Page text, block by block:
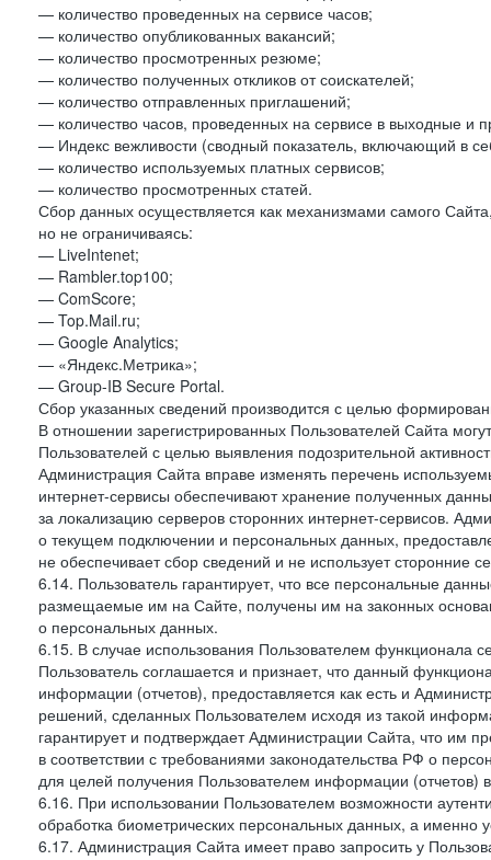
— количество проведенных на сервисе часов;
— количество опубликованных вакансий;
— количество просмотренных резюме;
— количество полученных откликов от соискателей;
— количество отправленных приглашений;
— количество часов, проведенных на сервисе в выходные и
— Индекс вежливости (сводный показатель, включающий в
— количество используемых платных сервисов;
— количество просмотренных статей.
Сбор данных осуществляется как механизмами самого
но не ограничиваясь:
— LiveIntenet;
— Rambler.top100;
— ComScore;
— Top.Mail.ru;
— Google Analytics;
— «Яндекс.Метрика»;
— Group-IB Secure Portal.
Сбор указанных сведений производится с целью
В отношении зарегистрированных Пользователей Сайта
Пользователей с целью выявления подозрительной
Администрация Сайта вправе изменять перечень
интернет-сервисы обеспечивают хранение полученных
за локализацию серверов сторонних интернет-сервисов.
о текущем подключении и персональных данных,
не обеспечивает сбор сведений и не использует
6.14. Пользователь гарантирует, что все персональные
размещаемые им на Сайте, получены им на законных
о персональных данных.
6.15. В случае использования Пользователем функционала
Пользователь соглашается и признает, что данный
информации (отчетов), предоставляется как есть и
решений, сделанных Пользователем исходя из такой
гарантирует и подтверждает Администрации Сайта, что им
в соответствии с требованиями законодательства РФ о
для целей получения Пользователем информации (отчетов)
6.16. При использовании Пользователем возможности
обработка биометрических персональных данных, а именно
6.17. Администрация Сайта имеет право запросить у